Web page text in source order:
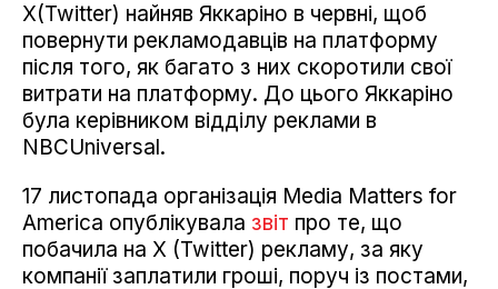
X(Twitter) найняв Яккаріно в червні, щоб
повернути рекламодавців на платформу
після того, як багато з них скоротили свої
витрати на платформу. До цього Яккаріно
була керівником відділу реклами в
NBCUniversal.
17 листопада організація Media Matters for
America опублікувала звіт про те, що
побачила на X (Twitter) рекламу, за яку
компанії заплатили гроші, поруч із постами,